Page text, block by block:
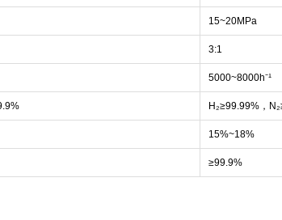
15~20MPa
3:1
5000~8000h⁻¹
H₂≥99.99%，
15%~18%
≥99.9%